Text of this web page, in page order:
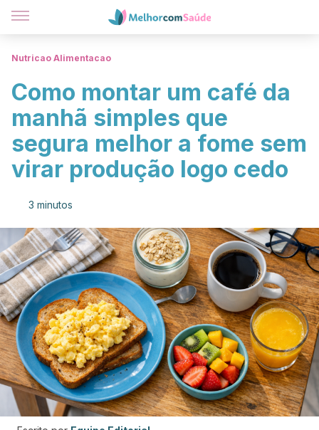
Nutricao Alimentacao
Como montar um café da
manhã simples que
segura melhor a fome sem
virar produção logo cedo
3 minutos